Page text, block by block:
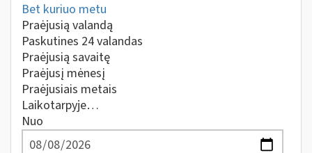
Bet kuriuo metu
Praėjusią valandą
Paskutines 24 valandas
Praėjusią savaitę
Praėjusį mėnesį
Praėjusiais metais
Laikotarpyje…
Nuo